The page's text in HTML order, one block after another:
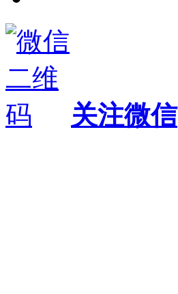
关注微信